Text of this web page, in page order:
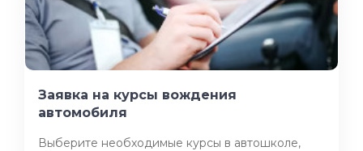
Заявка на курсы вождения
автомобиля
Выберите необходимые курсы в автошколе,